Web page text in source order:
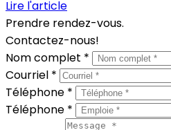
Lire l'article
Prendre rendez-vous.
Contactez-nous!
Nom complet *
Courriel *
Téléphone *
Téléphone *